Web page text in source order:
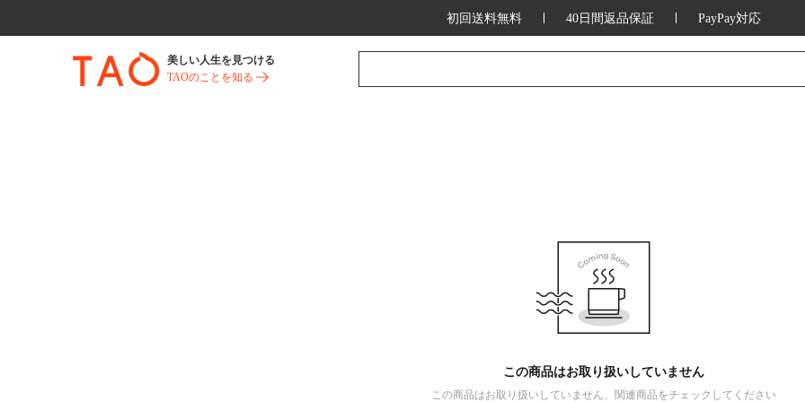
初回送料無料 40日間返品保証 PayPay対応
美しい人生を見つける
TAOのことを知る
この商品はお取り扱いしていません
この商品はお取り扱いしていません、関連商品をチェックしてください